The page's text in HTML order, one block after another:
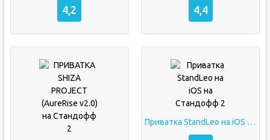
4,2 4,4
Приватка StandLeo на iOS на Стандофф 2